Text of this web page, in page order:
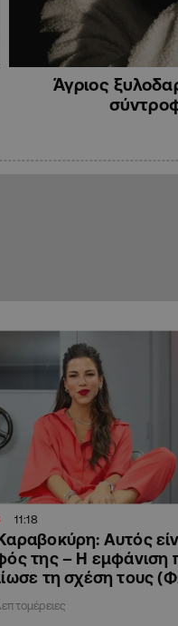
Άγριος
11:18
Αυτός
της – Η εμφάνιση
τη σχέση τους